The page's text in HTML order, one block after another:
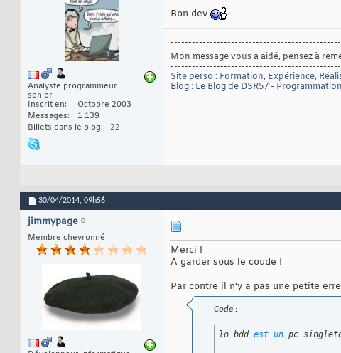
Analyste programmeur
senior
Inscrit en
Octobre 2003
Messages
1 139
Billets dans le blog
22
Bon dev
Mon message vous a aidé, pensez à
Site perso : Formation, Expérience,
Blog : Le Blog de DSR57 -
30/04/2014, 09h56
jimmypage
Membre chevronné
Merci !
A garder sous le coude !
Par contre il n'y a pas une petite
Code :
lo_bdd est un